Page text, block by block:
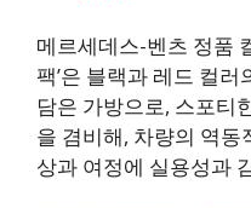
메르세데스-벤츠 정품
팩’은 블랙과 레드 컬
담은 가방으로, 스포티
을 겸비해, 차량의 역
상과 여정에 실용성과